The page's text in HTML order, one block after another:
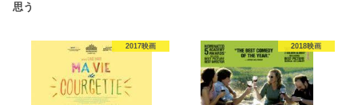
思う
2017映画 2018映画